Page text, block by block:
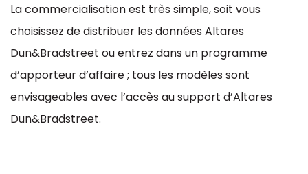
La commercialisation est très simple, soit vous
choisissez de distribuer les données Altares
Dun&Bradstreet ou entrez dans un programme
d’apporteur d’affaire ; tous les modèles sont
envisageables avec l’accès au support d’Altares
Dun&Bradstreet.